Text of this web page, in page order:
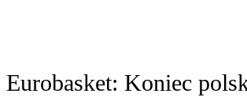
Eurobasket: Koniec